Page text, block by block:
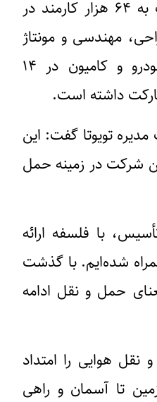
این خودروساز با نزدیک به ۶۴ هزار کارمند در
مهندسی و مونتاژ
بیش از ۵۰ میلیون خودرو و کامیون در ۱۴
داشته است.
تویوتا گفت: این
شرکت در زمینه حمل
با فلسفه ارائه
شده‌ایم. با گذشت
حمل و نقل ادامه
هوایی را امتداد
تا آسمان و راهی